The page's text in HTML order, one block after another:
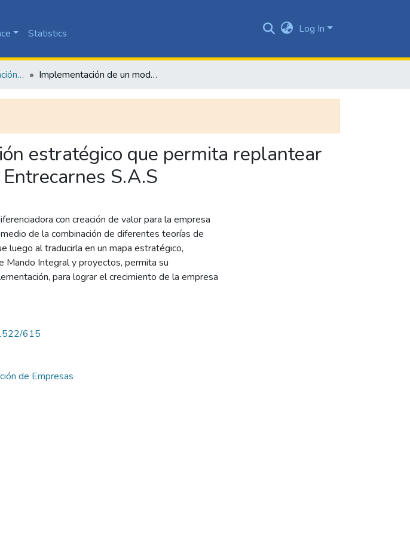
Statistics Log In
Maestría en Administración de Empresas Implementación de un modelo de gestión estratégico que permita replantear el modelo de negocio para la empresa Entrecarnes S.A.S
estratégico que permita replantear
S.A.S
con creación de valor para la empresa
de la combinación de diferentes teorías de
luego al traducirla en un mapa estratégico,
Mando Integral y proyectos, permita su
para lograr el crecimiento de la empresa
615
de Empresas